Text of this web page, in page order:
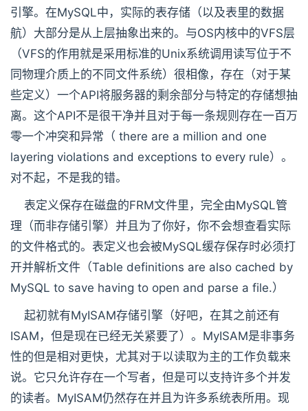
引擎。在MySQL中，实际的表存储（以及表里的数据
航）大部分是从上层抽象出来的。与OS内核中的VFS层
（VFS的作用就是采用标准的Unix系统调用读写位于不
同物理介质上的不同文件系统）很相像，存在（对于某
些定义）一个API将服务器的剩余部分与特定的存储想抽
离。这个API不是很干净并且对于每一条规则存在一百万
零一个冲突和异常（ there are a million and one
layering violations and exceptions to every rule）。
对不起，不是我的错。
表定义保存在磁盘的FRM文件里，完全由MySQL管
理（而非存储引擎）并且为了你好，你不会想查看实际
的文件格式的。表定义也会被MySQL缓存保存时必须打
开并解析文件（Table definitions are also cached by
MySQL to save having to open and parse a file.）
起初就有MyISAM存储引擎（好吧，在其之前还有
ISAM，但是现在已经无关紧要了）。MyISAM是非事务
性的但是相对更快，尤其对于以读取为主的工作负载来
说。它只允许存在一个写者，但是可以支持许多个并发
的读者。MyISAM仍然存在并且为许多系统表所用。现